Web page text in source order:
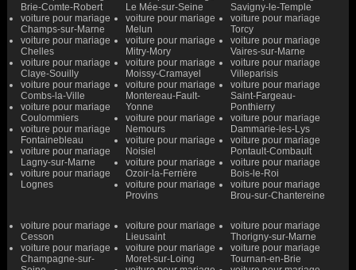
Brie-Comte-Robert
voiture pour mariage
Champs-sur-Marne
voiture pour mariage
Chelles
voiture pour mariage
Claye-Souilly
voiture pour mariage
Combs-la-Ville
voiture pour mariage
Coulommiers
voiture pour mariage
Fontainebleau
voiture pour mariage
Lagny-sur-Marne
voiture pour mariage
Lognes
Le Mée-sur-Seine
voiture pour mariage
Melun
voiture pour mariage
Mitry-Mory
voiture pour mariage
Moissy-Cramayel
voiture pour mariage
Montereau-Fault-
Yonne
voiture pour mariage
Nemours
voiture pour mariage
Noisiel
voiture pour mariage
Ozoir-la-Ferrière
voiture pour mariage
Provins
Savigny-le-Temple
voiture pour mariage
Torcy
voiture pour mariage
Vaires-sur-Marne
voiture pour mariage
Villeparisis
voiture pour mariage
Saint-Fargeau-
Ponthierry
voiture pour mariage
Dammarie-les-Lys
voiture pour mariage
Pontault-Combault
voiture pour mariage
Bois-le-Roi
voiture pour mariage
Brou-sur-Chantereine
voiture pour mariage
Cesson
voiture pour mariage
Champagne-sur-
voiture pour mariage
Lieusaint
voiture pour mariage
Moret-sur-Loing
voiture pour mariage
Thorigny-sur-Marne
voiture pour mariage
Tournan-en-Brie